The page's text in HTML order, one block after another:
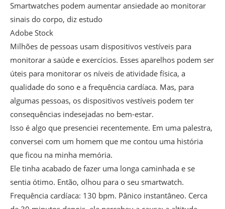
Smartwatches podem aumentar ansiedade ao monitorar
sinais do corpo, diz estudo
Adobe Stock
Milhões de pessoas usam dispositivos vestíveis para
monitorar a saúde e exercícios. Esses aparelhos podem ser
úteis para monitorar os níveis de atividade física, a
qualidade do sono e a frequência cardíaca. Mas, para
algumas pessoas, os dispositivos vestíveis podem ter
consequências indesejadas no bem-estar.
Isso é algo que presenciei recentemente. Em uma palestra,
conversei com um homem que me contou uma história
que ficou na minha memória.
Ele tinha acabado de fazer uma longa caminhada e se
sentia ótimo. Então, olhou para o seu smartwatch.
Frequência cardíaca: 130 bpm. Pânico instantâneo. Cerca